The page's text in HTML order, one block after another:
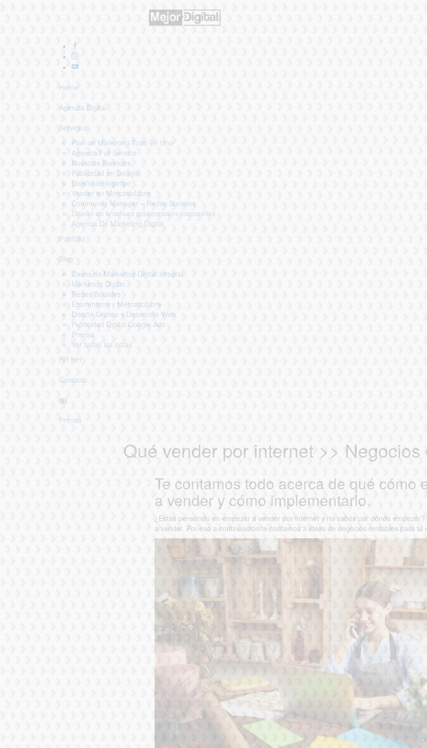
Home
Agencia Digital
Servicios
Plan de Marketing Todo En Uno
Agencia Full Service
Nuestros Servicios
Publicidad en Google
Diseño de logotipo
Vender en MercadoLibre
Community Manager – Redes Sociales
Diseño de brochure presentación corporativa
Agencia De Marketing Digital
Portfolio
Blog
Casos de Marketing Digital Integral
Marketing Digital
Redes Sociales
Ecommerce y MercadoLibre
Diseño Gráfico y Desarrollo Web
Publicidad Digital Google Ads
Prensa
Ver todas las notas
RR HH
Contacto
Prensa
Qué vender por internet >>
Te contamos todo acerca de qué cómo
a vender y cómo implementarlo.
¿Estás pensando en empezar a vender por internet y no sabés por dónde
a vender. Por eso a continuación te contamos 3 ideas de negocios rentables para tu